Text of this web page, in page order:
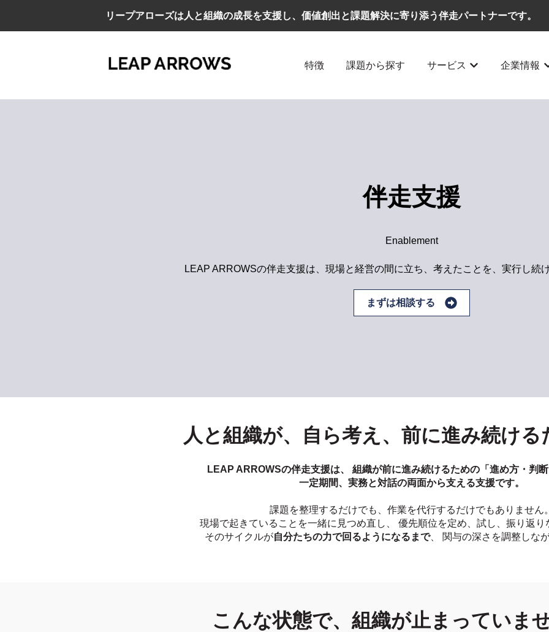
リープアローズは人と組織の成長を支援し、価値創出と課題解決に寄り添う伴走パートナーです。
特徴 課題から探す サービス
サービスのサブ
企業情報
伴走支援
Enablement
LEAP ARROWSの伴走支援は、現場と経営の間に立ち、考えたことを、実行し続
まずは相談する
人と組織が、自ら考え、前に進み続ける
LEAP ARROWSの伴走支援は、 組織が前に進み続けるための「進め方・判
一定期間、実務と対話の両面から支える支援です。
課題を整理するだけでも、作業を代行するだけでもありません
現場で起きていることを一緒に見つめ直し、 優先順位を定め、試し、振り返り
そのサイクルが自分たちの力で回るようになるまで、 関与の深さを調整しな
こんな状態で、組織が止まっていま